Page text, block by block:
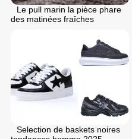
Le pull marin la pièce phare
des matinées fraîches
Selection de baskets noires